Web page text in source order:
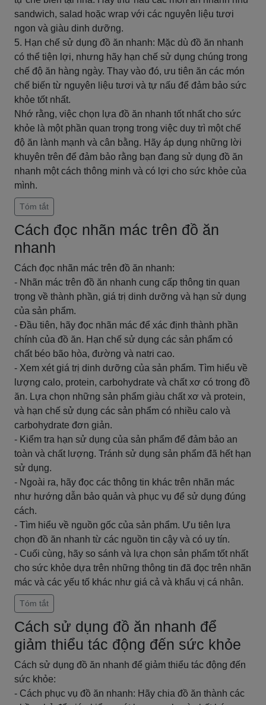
sandwich, salad hoặc wrap với các nguyên liệu tươi
ngon và giàu dinh dưỡng.
5. Hạn chế sử dụng đồ ăn nhanh: Mặc dù đồ ăn nhanh
có thể tiện lợi, nhưng hãy hạn chế sử dụng chúng trong
chế độ ăn hàng ngày. Thay vào đó, ưu tiên ăn các món
chế biến từ nguyên liệu tươi và tự nấu để đảm bảo sức
khỏe tốt nhất.
Nhớ rằng, việc chọn lựa đồ ăn nhanh tốt nhất cho sức
khỏe là một phần quan trọng trong việc duy trì một chế
độ ăn lành mạnh và cân bằng. Hãy áp dụng những lời
khuyên trên để đảm bảo rằng bạn đang sử dụng đồ ăn
nhanh một cách thông minh và có lợi cho sức khỏe của
mình.
Tóm tắt
Cách đọc nhãn mác trên đồ ăn
nhanh
Cách đọc nhãn mác trên đồ ăn nhanh:
- Nhãn mác trên đồ ăn nhanh cung cấp thông tin quan
trọng về thành phần, giá trị dinh dưỡng và hạn sử dụng
của sản phẩm.
- Đầu tiên, hãy đọc nhãn mác để xác định thành phần
chính của đồ ăn. Hạn chế sử dụng các sản phẩm có
chất béo bão hòa, đường và natri cao.
- Xem xét giá trị dinh dưỡng của sản phẩm. Tìm hiểu về
lượng calo, protein, carbohydrate và chất xơ có trong đồ
ăn. Lựa chọn những sản phẩm giàu chất xơ và protein,
và hạn chế sử dụng các sản phẩm có nhiều calo và
carbohydrate đơn giản.
- Kiểm tra hạn sử dụng của sản phẩm để đảm bảo an
toàn và chất lượng. Tránh sử dụng sản phẩm đã hết hạn
sử dụng.
- Ngoài ra, hãy đọc các thông tin khác trên nhãn mác
như hướng dẫn bảo quản và phục vụ để sử dụng đúng
cách.
- Tìm hiểu về nguồn gốc của sản phẩm. Ưu tiên lựa
chọn đồ ăn nhanh từ các nguồn tin cậy và có uy tín.
- Cuối cùng, hãy so sánh và lựa chọn sản phẩm tốt nhất
cho sức khỏe dựa trên những thông tin đã đọc trên nhãn
mác và các yếu tố khác như giá cả và khẩu vị cá nhân.
Tóm tắt
Cách sử dụng đồ ăn nhanh để
giảm thiểu tác động đến sức khỏe
Cách sử dụng đồ ăn nhanh để giảm thiểu tác động đến
sức khỏe:
- Cách phục vụ đồ ăn nhanh: Hãy chia đồ ăn thành các